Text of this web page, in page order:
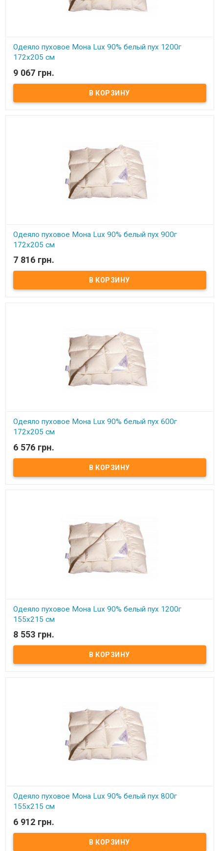
Одеяло пуховое Мона Lux 90% белый пух 1200г
172х205 см
В наличии
Одеяло пуховое Мона Lux 90% белый пух Размер: 172х205 см
Цвет: белый, кремовый Наполнитель: 90% натуральный белый
гусиный пух, 10% мелкого пера. Чехол: тик-батист, 100% хлопок
9 067 грн.
Одеяло пуховое Мона Lux 90% белый пух 900г
172х205 см
В наличии
Одеяло пуховое Мона Lux 90% белый пух Размер: 172х205 см
Цвет: белый, кремовый Наполнитель: 90% натуральный белый
гусиный пух, 10% мелкого пера. Чехол: тик-батист, 100% хлопок
7 816 грн.
Одеяло пуховое Мона Lux 90% белый пух 600г
172х205 см
В наличии
Одеяло пуховое Мона Lux 90% белый пух Размер: 172х205 см
Цвет: белый, кремовый Наполнитель: 90% натуральный белый
гусиный пух, 10% мелкого пера. Чехол: тик-батист, 100% хлопок
6 576 грн.
Одеяло пуховое Мона Lux 90% белый пух 1200г
155х215 см
В наличии
Одеяло пуховое Мона Lux 90% белый пух Размер: 155х215 см
Цвет: белый, кремовый Наполнитель: 90% натуральный белый
гусиный пух, 10% мелкого пера. Чехол: тик-батист, 100% хлопок
8 553 грн.
Одеяло пуховое Мона Lux 90% белый пух 800г
155х215 см
В наличии
Одеяло пуховое Мона Lux 90% белый пух Размер: 155х215 см
Цвет: белый, кремовый Наполнитель: 90% натуральный белый
6 912 грн.